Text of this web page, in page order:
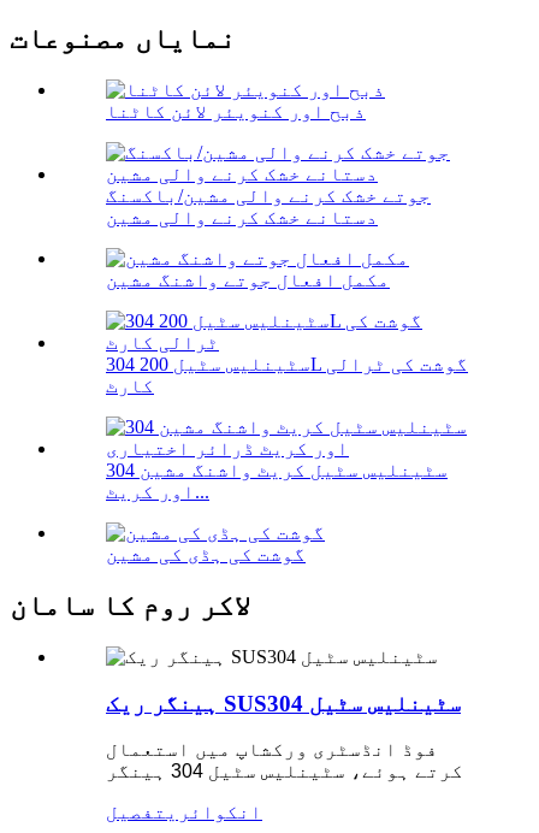
نمایاں مصنوعات
ذبح اور کنویئر لائن کاٹنا
جوتے خشک کرنے والی مشین/باکسنگ
دستانے خشک کرنے والی مشین
مکمل افعال جوتے واشنگ مشین
304 سٹینلیس سٹیل 200L گوشت کی ٹرالی
کارٹ
304 سٹینلیس سٹیل کریٹ واشنگ مشین
اور کریٹ...
گوشت کی ہڈی کی مشین
لاکر روم کا سامان
ہینگر ریک SUS304 سٹینلیس سٹیل
فوڈ انڈسٹری ورکشاپ میں استعمال
کرتے ہوئے، سٹینلیس سٹیل 304 ہینگر
انکوائریتفصیل